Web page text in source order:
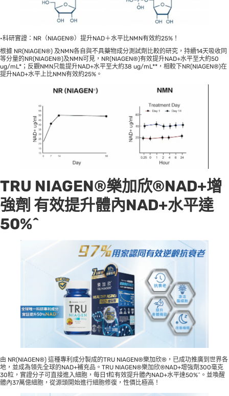
•科研實證：NR（NIAGEN®）提升NAD＋水平比NMN有效約25%！
根據 NR(NIAGEN®) 及NMN各自與不具藥物成分測試劑比較的研究，持續14天吸收同
等分量的NR(NIAGEN®)及NMN可見，NR(NIAGEN®)有效提升NAD+水平至大約50
ug/mL*；反觀NMN只能提升NAD+水平至大約38 ug/mL**，相較下NR(NIAGEN®)在
提升NAD+水平上比NMN有效約25%。
TRU NIAGEN®樂加欣®NAD+增
強劑 有效提升體內NAD+水平達
50%^
由 NR(NIAGEN®) 這種專利成分製成的TRU NIAGEN®樂加欣®，已成功推廣到世界各
地，並成為領先全球的NAD+補充品。TRU NIAGEN®樂加欣®NAD+增強劑300毫克
30粒，實證分子可直接進入細胞，每日1粒有效提升體內NAD+水平達50%^。並喚醒
體內37萬億細胞，從源頭開始進行細胞修復，性價比極高！